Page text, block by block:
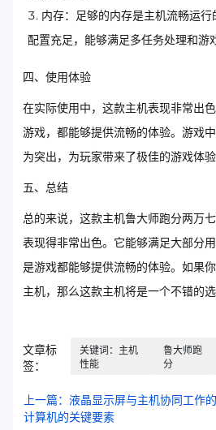
内存：足够的内存是主机流畅运
配置充足，能够满足多任务处理和游
四、使用体验
在实际使用中，这款主机表现非常出
游戏，都能够提供流畅的体验。游戏
为突出，为玩家带来了极佳的游戏体验
五、总结
总的来说，这款主机鲁大师跑分两万
表现得非常出色。它能够满足大部分
是游戏都能够提供流畅的体验。如果
主机，那么这款主机将是一个不错的选
文章标
签：
关键词：主机
性能
鲁大师跑
分
上一篇：液晶显示屏与主机协同工作
计算机的关键要素